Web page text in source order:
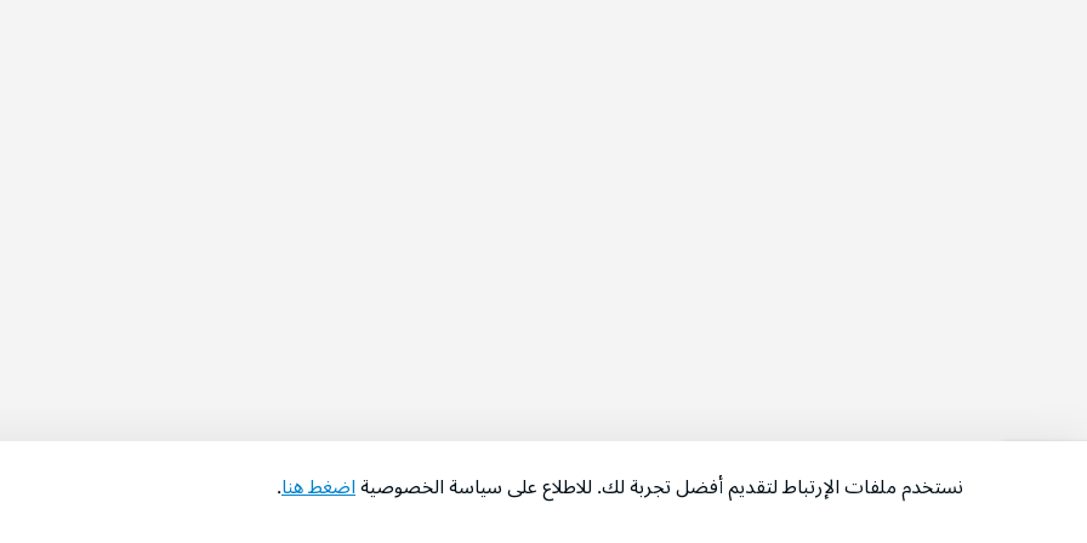
نستخدم ملفات الإرتباط لتقديم أفضل تجربة لك. للاطلاع على سياسة الخصوصيةاضغط هنا.